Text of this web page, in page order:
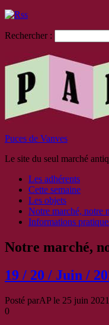
Rechercher :
Puces de Vanves
Le site du seul marché
Les adhérents
Cette semaine
Les objets
Notre marché, notre
Informations
Notre marché,
19 / 20 / Juin /
Posté parAPle 25 juin 2021
0